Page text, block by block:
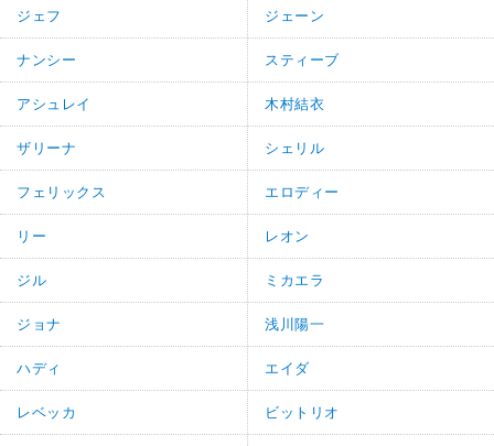
ジェフ ジェーン
ナンシー スティーブ
アシュレイ 木村結衣
ザリーナ シェリル
フェリックス エロディー
リー レオン
ジル ミカエラ
ジョナ 浅川陽一
ハディ エイダ
レベッカ ビットリオ